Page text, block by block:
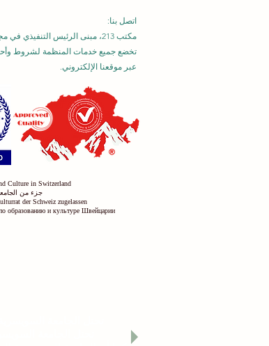
اتصل بنا:
مكتب 213، مبنى الرئيس التنفيذي في مجمع دبي للاستثمار، دبي، الإمارات العربية المتحدة
تخضع جميع خدمات المنظمة لشروط
عبر موقعنا الإلكتروني.
Culture in Switzerland
جزء من
der Schweiz zugelassen
образованию и культуре Швейцарии